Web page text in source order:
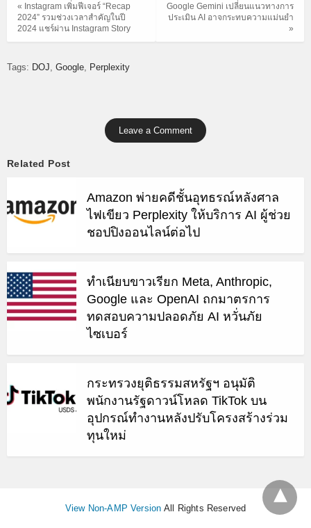
Google Gemini เปลี่ยนแนวทางการ
ประเมิน AI อาจกระทบความแม่นยำ
»
« Instagram เพิ่มฟีเจอร์ “Recap
2024” รวมช่วงเวลาสำคัญในปี
2024 แชร์ผ่าน Instagram Story
Tags: DOJ Google Perplexity
Leave a Comment
Related Post
Amazon พ่ายคดีชั้นอุทธรณ์หลังศาล
ไฟเขียว Perplexity ให้บริการ AI ผู้ช่วย
ชอปปิงออนไลน์ต่อไป
ทำเนียบขาวเรียก Meta, Anthropic,
Google และ OpenAI ถกมาตรการ
ทดสอบความปลอดภัย AI หวั่นภัย
ไซเบอร์
กระทรวงยุติธรรมสหรัฐฯ อนุมัติ
พนักงานรัฐดาวน์โหลด TikTok บน
อุปกรณ์ทำงานหลังปรับโครงสร้างร่วม
ทุนใหม่
View Non-AMP Version All Rights Reserved